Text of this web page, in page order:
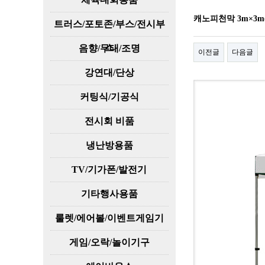
트러스/포토존/부스/전시부
스
음향/무대/조명
강연대/단상
커팅식/기공식
전시회 비품
냉난방용품
TV/기가폰/발전기
기타행사용품
룰렛/에어볼/이벤트게임기
게임/오락/놀이기구
캐노피천막
이전글 다음글